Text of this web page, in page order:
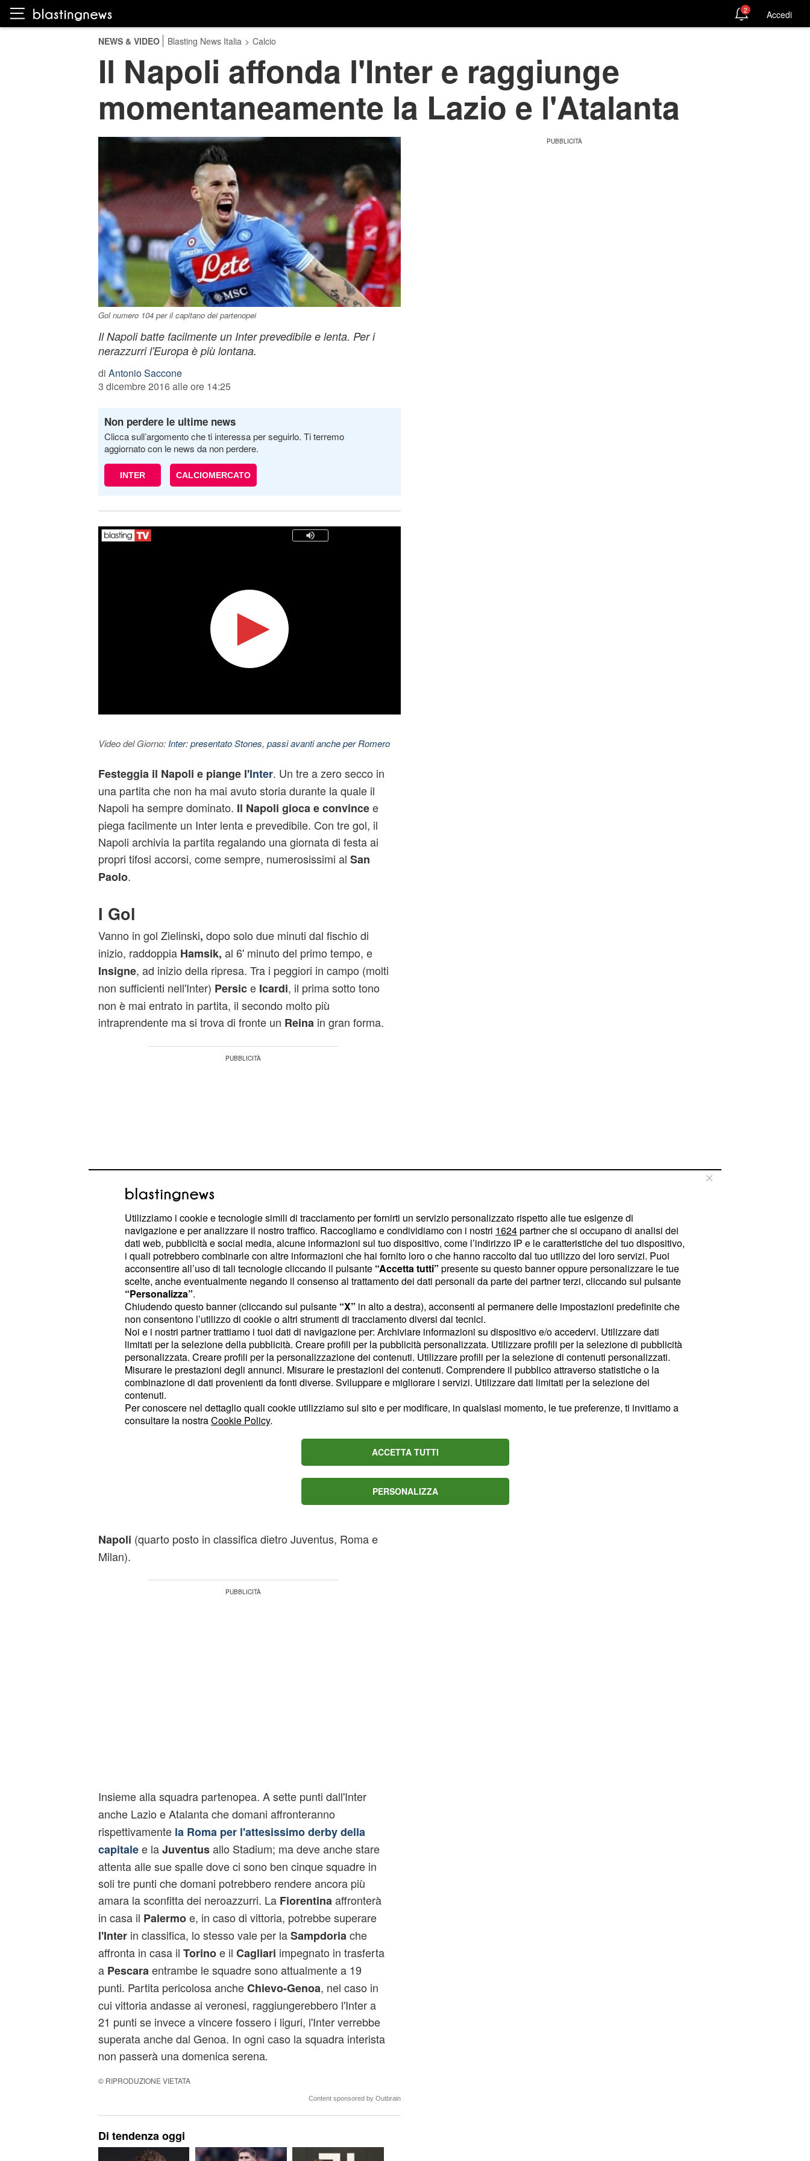
2 Accedi
NEWS & VIDEO Blasting News Italia > Calcio
Il Napoli affonda l'Inter e raggiunge
momentaneamente la Lazio e l'Atalanta
Gol numero 104 per il capitano dei partenopei
Il Napoli batte facilmente un Inter prevedibile e lenta. Per i
nerazzurri l'Europa è più lontana.
di Antonio Saccone
3 dicembre 2016 alle ore 14:25
Non perdere le ultime news
Clicca sull’argomento che ti interessa per seguirlo. Ti terremo
aggiornato con le news da non perdere.
INTER CALCIOMERCATO
Video del Giorno: Inter: presentato Stones, passi avanti anche per Romero
Festeggia il Napoli e piange l'Inter. Un tre a zero secco in
una partita che non ha mai avuto storia durante la quale il
Napoli ha sempre dominato. Il Napoli gioca e convincee
piega facilmente un Inter lenta e prevedibile. Con tre gol, il
Napoli archivia la partita regalando una giornata di festa ai
propri tifosi accorsi, come sempre, numerosissimi al San
Paolo.
I Gol
Vanno in gol Zielinski, dopo solo due minuti dal fischio di
inizio, raddoppia Hamsik, al 6' minuto del primo tempo, e
Insigne, ad inizio della ripresa. Tra i peggiori in campo (molti
non sufficienti nell'Inter) Persice Icardi, il prima sotto tono
non è mai entrato in partita, il secondo molto più
intraprendente ma si trova di fronte un Reina in gran forma.
L'allenatore del Napoli Sarrisi è detto molto soddisfatto
della prova dei suoi, soddisfazione giustificata dalla grande
presenza collettiva della squadra compreso
finalmente ha dato cenni di miglioramento impegnando
ancheHandanovicin un paio di occasioni.
Una partita incoraggiante in vista dell'importante
appuntamento di martedì sei dicembre sul campo del
Benficaper la sesta giornata del girone B della
League. Un passo indietro invece per la squadra diPioli
che vede la qualificazione per l'Europa sempre più lontana
visto anche le eccellenti prestazioni delle dirette concorrenti.
Con la sconfitta di oggi l'Inter si ferma a 21 punti che gli
Napoli (quarto posto in classifica dietro Juventus, Roma e
Milan).
Insieme alla squadra partenopea. A sette punti dall'Inter
anche Lazio e Atalanta che domani affronteranno
rispettivamente la Roma per l'attesissimo derby della
capitalee laJuventusallo Stadium; ma deve anche stare
attenta alle sue spalle dove ci sono ben cinque squadre in
soli tre punti che domani potrebbero rendere ancora più
amara la sconfitta dei neroazzurri. La Fiorentina affronterà
in casa il Palermoe, in caso di vittoria, potrebbe superare
l'Interin classifica, lo stesso vale per laSampdoria che
affronta in casa il Torinoe il Cagliari impegnato in trasferta
a Pescara entrambe le squadre sono attualmente a 19
punti. Partita pericolosa ancheChievo-Genoa, nel caso in
cui vittoria andasse ai veronesi, raggiungerebbero l'Inter a
21 punti se invece a vincere fossero i liguri, l'Inter verrebbe
superata anche dal Genoa. In ogni caso la squadra interista
non passerà una domenica serena.
© RIPRODUZIONE VIETATA
Content sponsored by Outbrain
Di tendenza oggi
Utilizziamo i cookie e tecnologie simili di tracciamento per fornirti un servizio personalizzato rispetto alle tue esigenze di
navigazione e per analizzare il nostro traffico. Raccogliamo e condividiamo con i nostri 1624partner che si occupano di analisi dei
dati web, pubblicità e social media, alcune informazioni sul tuo dispositivo, come l’indirizzo IP e le caratteristiche del tuo dispositivo,
i quali potrebbero combinarle con altre informazioni che hai fornito loro o che hanno raccolto dal tuo utilizzo dei loro servizi. Puoi
acconsentire all’uso di tali tecnologie cliccando il pulsante “Accetta tutti” presente su questo banner oppure personalizzare le tue
scelte, anche eventualmente negando il consenso al trattamento dei dati personali da parte dei partner terzi, cliccando sul pulsante
“Personalizza”.
Chiudendo questo banner (cliccando sul pulsante “X” in alto a destra), acconsenti al permanere delle impostazioni predefinite che
non consentono l’utilizzo di cookie o altri strumenti di tracciamento diversi dai tecnici.
Noi e i nostri partner trattiamo i tuoi dati di navigazione per: Archiviare informazioni su dispositivo e/o accedervi. Utilizzare dati
limitati per la selezione della pubblicità. Creare profili per la pubblicità personalizzata. Utilizzare profili per la selezione di pubblicità
personalizzata. Creare profili per la personalizzazione dei contenuti. Utilizzare profili per la selezione di contenuti personalizzati.
Misurare le prestazioni degli annunci. Misurare le prestazioni dei contenuti. Comprendere il pubblico attraverso statistiche o la
combinazione di dati provenienti da fonti diverse. Sviluppare e migliorare i servizi. Utilizzare dati limitati per la selezione dei
contenuti.
Per conoscere nel dettaglio quali cookie utilizziamo sul sito e per modificare, in qualsiasi momento, le tue preferenze, ti invitiamo a
consultare la nostraCookie Policy.
ACCETTA TUTTI
PERSONALIZZA